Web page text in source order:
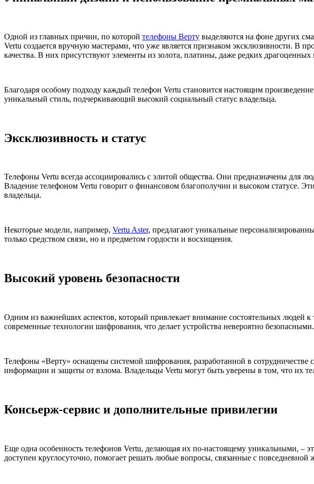
Одной из главных причин, по которой телефоны Верту выделяются на фоне других
Vertu создается вручную мастерами, что уже является признаком эксклюзивности. В
качества. В них присутствуют элементы из золота, платины, даже редких драгоценных
Благодаря особому подходу каждый телефон Vertu становится настоящим
уникальный стиль, подчеркивающий высокий социальный статус владельца.
Эксклюзивность и статус
Телефоны Vertu всегда ассоциировались с элитой общества. Они предназначены для
Владение телефоном Vertu говорит о финансовом благополучии и высоком статусе.
владельца.
Некоторые модели, например, Vertu Aster, предлагают уникальные
только средством связи, но и предметом гордости и восхищения.
Высокий уровень безопасности
Одним из важнейших аспектов, который привлекает внимание состоятельных людей
современные технологии шифрования, что делает устройства невероятно
Телефоны «Верту» оснащены системой шифрования, разработанной в
информации и защиты от взлома. Владельцы Vertu могут быть уверены в том, что их
Консьерж-сервис и дополнительные привилегии
Еще одна особенность телефонов Vertu, делающая их по-настоящему уникальными, –
доступен круглосуточно, помогает решать любые вопросы, связанные с